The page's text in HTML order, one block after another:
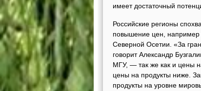
имеет достаточный
Российские регионы
повышение цен, например
Северной Осетии. «За
говорит Александр
МГУ, — так же как и цены
цены на продукты ниже.
продукты на уровне